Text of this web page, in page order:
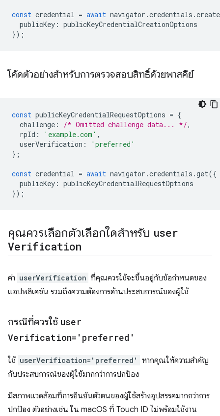
const credential = await navigator .credentials .create
publicKey : publicKeyCredentialCreationOptions
});
โค้ดตัวอย่างสำหรับการตรวจสอบสิทธิ์ด้วยพาสคีย์
const publicKeyCredentialRequestOptions = {
challenge : /* Omitted challenge data... */,
rpId : 'example.com' ,
userVerification :
'preferred'
};
const credential = await navigator .credentials .get({
publicKey : publicKeyCredentialRequestOptions
});
คุณควรเลือกตัวเลือกใดสำหรับ user
Verification
ค่า userVerification ที่คุณควรใช้จะขึ้นอยู่กับข้อกำหนดของ
แอปพลิเคชัน รวมถึงความต้องการด้านประสบการณ์ของผู้ใช้
กรณีที่ควรใช้ user
Verification='preferred'
ใช้ userVerification='preferred'
หากคุณให้ความสำคัญ
กับประสบการณ์ของผู้ใช้มากกว่าการปกป้อง
มีสภาพแวดล้อมที่การยืนยันตัวตนของผู้ใช้สร้างอุปสรรคมากกว่าการ
ปกป้อง ตัวอย่างเช่น ใน macOS ที่ Touch ID ไม่พร้อมใช้งาน